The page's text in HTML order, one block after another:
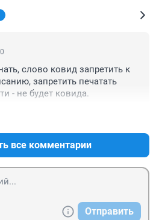
слово ковид запретить к
запретить печатать
- не будет ковида.
все комментарии
Отправить